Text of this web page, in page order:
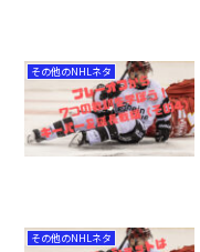
その他のNHLネタ
その他のNHLネタ